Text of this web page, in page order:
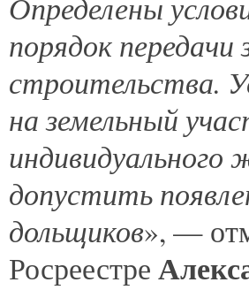
порядок
строительства.
на земельный
допустить
дольщиков», —
Росреестре